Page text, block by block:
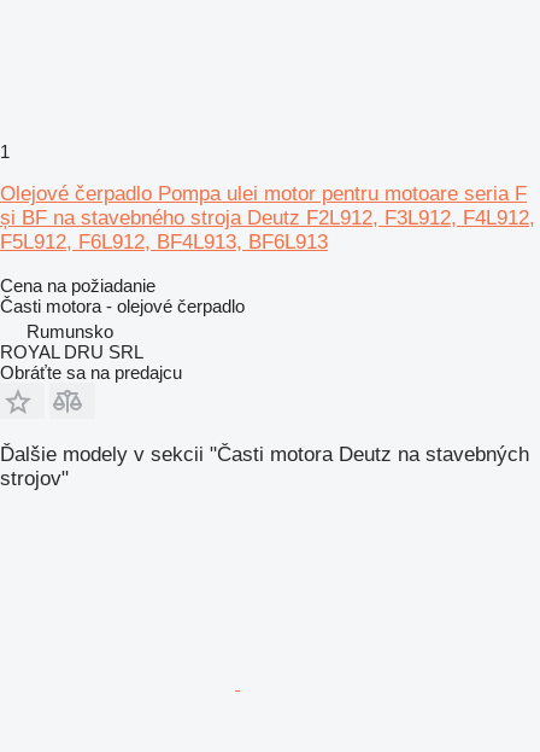
1
Olejové čerpadlo Pompa ulei motor pentru motoare seria F
și BF na stavebného stroja Deutz F2L912, F3L912, F4L912,
F5L912, F6L912, BF4L913, BF6L913
Cena na požiadanie
Časti motora - olejové čerpadlo
Rumunsko
ROYAL DRU SRL
Obráťte sa na predajcu
Ďalšie modely v sekcii "Časti motora Deutz na stavebných
strojov"